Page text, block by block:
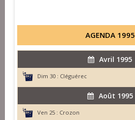
AGENDA 1995
Avril 1995
Dim 30 : Cléguérec
Août 1995
Ven 25 : Crozon